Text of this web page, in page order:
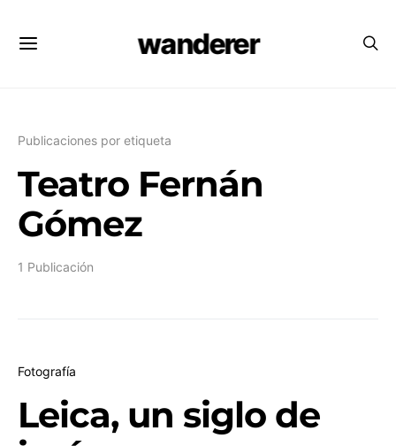
wanderer
Publicaciones por etiqueta
Teatro Fernán
Gómez
1 Publicación
Fotografía
Leica, un siglo de